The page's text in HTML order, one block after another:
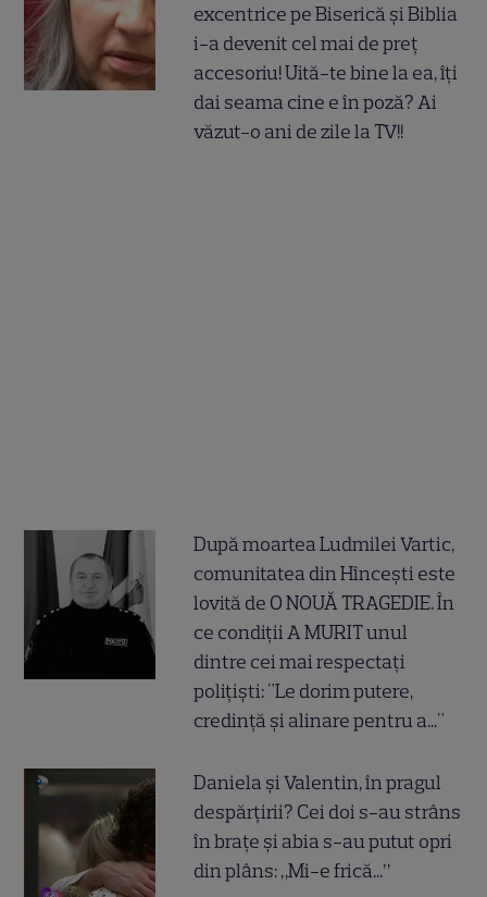
excentrice pe Biserică și Biblia
i-a devenit cel mai de preț
accesoriu! Uită-te bine la ea, îți
dai seama cine e în poză? Ai
văzut-o ani de zile la TV!!
După moartea Ludmilei Vartic,
comunitatea din Hîncești este
lovită de O NOUĂ TRAGEDIE. În
ce condiții A MURIT unul
dintre cei mai respectați
polițiști: "Le dorim putere,
credință și alinare pentru a..."
Daniela și Valentin, în pragul
despărțirii? Cei doi s-au strâns
în brațe și abia s-au putut opri
din plâns: „Mi-e frică...”